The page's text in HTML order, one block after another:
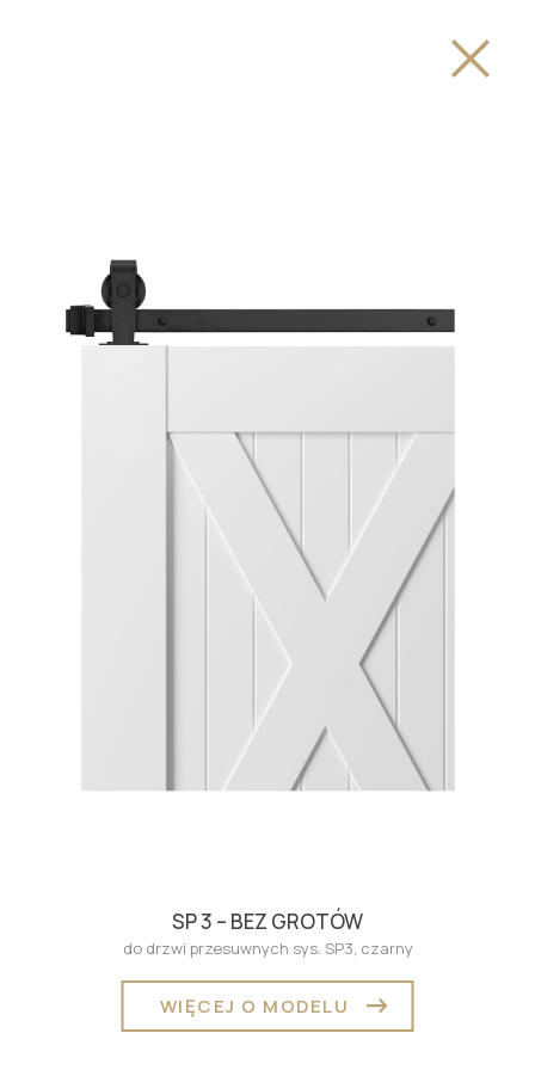
SP 3 – BEZ GROTÓW
do drzwi przesuwnych sys. SP3, czarny
WIĘCEJ O MODELU